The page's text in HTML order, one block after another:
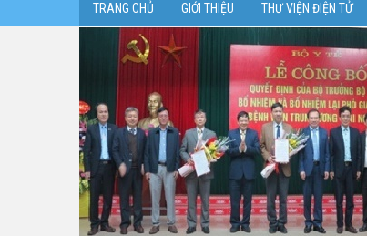
TRANG CHỦ GIỚI THIỆU THƯ VIỆN ĐIỆN TỬ